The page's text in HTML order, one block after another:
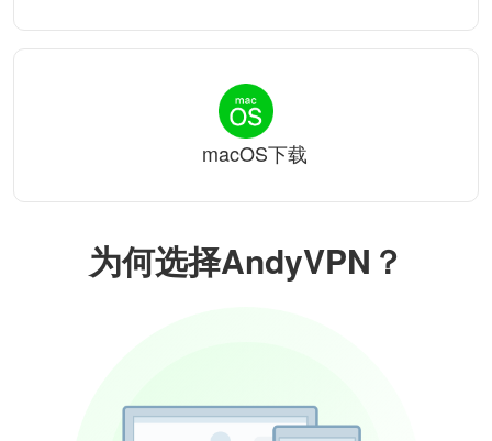
为何选择AndyVPN？
macOS下载